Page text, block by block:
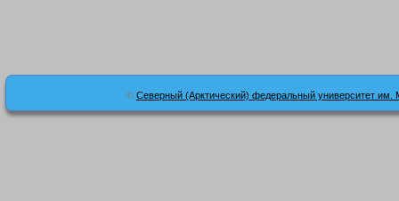
© Северный (Арктический) федеральный университет